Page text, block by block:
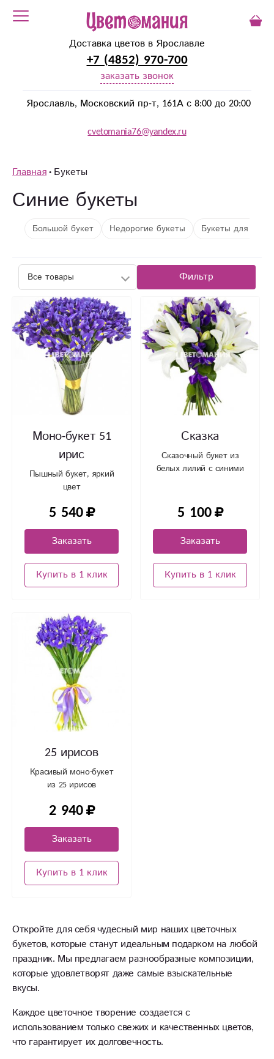
Доставка цветов в Ярославле
+7 (4852) 970-700
заказать звонок
Ярославль, Московский пр-т, 161А с 8:00 до 20:00
cvetomania76@yandex.ru
Главная Букеты
Синие букеты
Большой букет Недорогие букеты Букеты для
Фильтр
Моно-букет 51
ирис
Пышный букет, яркий
цвет
5 540
Заказать
Купить в 1 клик
Сказка
Сказочный букет из
белых лилий с синими
5 100
Заказать
Купить в 1 клик
25 ирисов
Красивый моно-букет
из 25 ирисов
2 940
Заказать
Купить в 1 клик
Откройте для себя чудесный мир наших цветочных
букетов, которые станут идеальным подарком на любой
праздник. Мы предлагаем разнообразные композиции,
которые удовлетворят даже самые взыскательные
вкусы.
Каждое цветочное творение создается с
использованием только свежих и качественных цветов,
что гарантирует их долговечность.